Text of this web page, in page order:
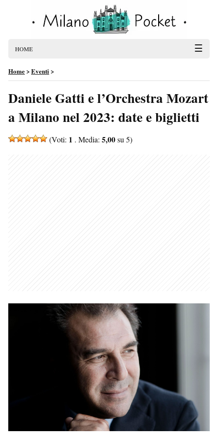
HOME ☰
Home>Eventi>
Daniele Gatti e l’Orchestra Mozart
a Milano nel 2023: date e biglietti
(Voti: 1 . Media: 5,00su 5)